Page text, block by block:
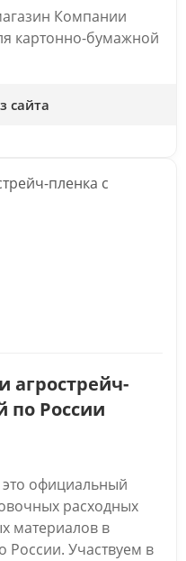
Компании
картонно-бумажной
сайта
агрострейч-
по России
официальный
расходных
материалов в
России. Участвуем в